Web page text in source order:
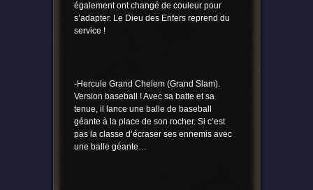
également ont changé de couleur pour
s’adapter. Le Dieu des Enfers reprend du
service !
-Hercule Grand Chelem (Grand Slam).
Version baseball ! Avec sa batte et sa
tenue, il lance une balle de baseball
géante à la place de son rocher. Si c’est
pas la classe d’écraser ses ennemis avec
une balle géante…